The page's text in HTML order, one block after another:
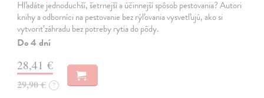
Hľadáte jednoduchší, šetrnejší a účinnejší spôsob pestovania? Autori
knihy a odborníci na pestovanie bez rýľovania vysvetľujú, ako si
vytvoriť záhradu bez potreby rytia do pôdy.
Do 4 dní
28,41 €
29,90 € ?